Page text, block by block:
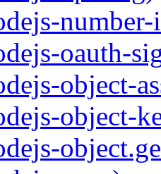
number-
oauth-
object-
object-